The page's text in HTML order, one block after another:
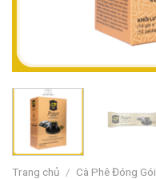
Trang chủ / Cà Phê Đóng Gói